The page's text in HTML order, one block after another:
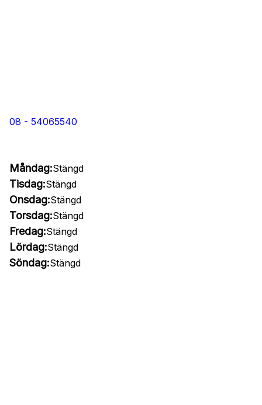
08 - 54065540
Måndag:Stängd
Tisdag:Stängd
Onsdag:Stängd
Torsdag:Stängd
Fredag:Stängd
Lördag:Stängd
Söndag:Stängd